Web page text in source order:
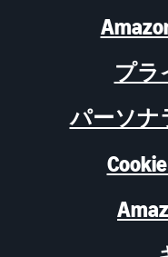
プラ
パーソナ